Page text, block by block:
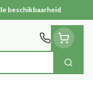
beschikbaarheid
Zoek